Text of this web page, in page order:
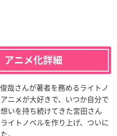
アニメ化詳細
哉さんが著者を務めるライトノ
ニメが大好きで、いつか自分で
いを持ち続けてきた宮田さん
イトノベルを作り上げ、ついに